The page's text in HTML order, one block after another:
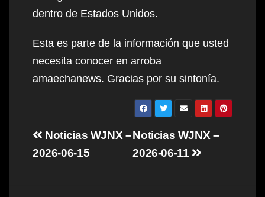
dentro de Estados Unidos.
Esta es parte de la información que usted
necesita conocer en arroba
amaechanews. Gracias por su sintonía.
Post
navigation
Noticias WJNX –
2026-06-11
Noticias WJNX –
2026-06-15